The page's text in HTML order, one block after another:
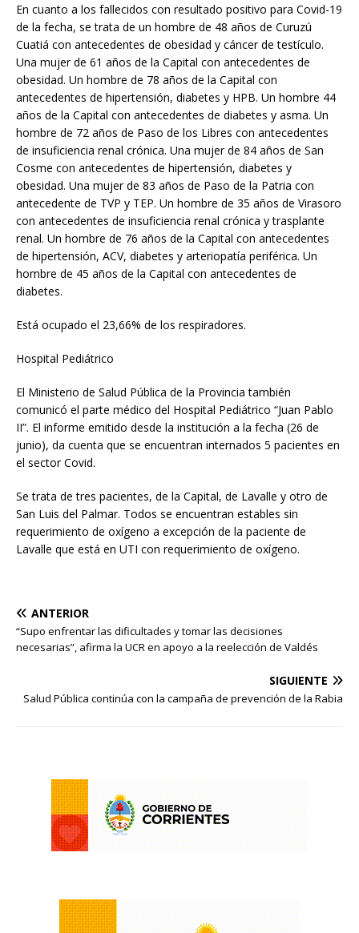
En cuanto a los fallecidos con resultado positivo para Covid-19
de la fecha, se trata de un hombre de 48 años de Curuzú
Cuatiá con antecedentes de obesidad y cáncer de testículo.
Una mujer de 61 años de la Capital con antecedentes de
obesidad. Un hombre de 78 años de la Capital con
antecedentes de hipertensión, diabetes y HPB. Un hombre 44
años de la Capital con antecedentes de diabetes y asma. Un
hombre de 72 años de Paso de los Libres con antecedentes
de insuficiencia renal crónica. Una mujer de 84 años de San
Cosme con antecedentes de hipertensión, diabetes y
obesidad. Una mujer de 83 años de Paso de la Patria con
antecedente de TVP y TEP. Un hombre de 35 años de Virasoro
con antecedentes de insuficiencia renal crónica y trasplante
renal. Un hombre de 76 años de la Capital con antecedentes
de hipertensión, ACV, diabetes y arteriopatía periférica. Un
hombre de 45 años de la Capital con antecedentes de
diabetes.
Está ocupado el 23,66% de los respiradores.
Hospital Pediátrico
El Ministerio de Salud Pública de la Provincia también
comunicó el parte médico del Hospital Pediátrico “Juan Pablo
II”. El informe emitido desde la institución a la fecha (26 de
junio), da cuenta que se encuentran internados 5 pacientes en
el sector Covid.
Se trata de tres pacientes, de la Capital, de Lavalle y otro de
San Luis del Palmar. Todos se encuentran estables sin
requerimiento de oxígeno a excepción de la paciente de
Lavalle que está en UTI con requerimiento de oxígeno.
ANTERIOR
“Supo enfrentar las dificultades y tomar las decisiones
necesarias”, afirma la UCR en apoyo a la reelección de Valdés
SIGUIENTE
Salud Pública continúa con la campaña de prevención de la Rabia